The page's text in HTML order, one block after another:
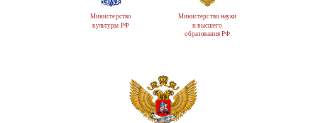
Министерство
культуры РФ
Министерство науки
и высшего
образования РФ